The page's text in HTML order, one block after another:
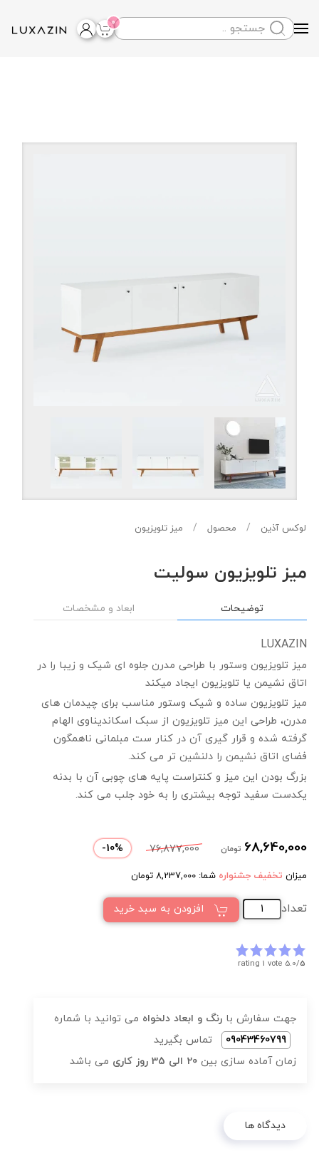
Skip to main content
0
لوکس آذین محصول میز تلویزیون
میز تلویزیون سولیت
توضیحات ابعاد و مشخصات
LUXAZIN
میز تلویزیون وستور با طراحی مدرن جلوه ای شیک و زیبا را در
اتاق نشیمن یا تلویزیون ایجاد میکند
میز تلویزیون ساده و شیک وستور مناسب برای چیدمان های
مدرن، طراحی این میز تلویزیون از سبک اسکاندیناوی الهام
گرفته شده و قرار گیری آن در کنار ست مبلمانی ناهمگون
فضای اتاق نشیمن را دلنشین تر می کند.
بزرگ بودن این میز و کنتراست پایه های چوبی آن با بدنه
یکدست سفید توجه بیشتری را به خود جلب می کند.
68,640,000 تومان 76,877,000
10%
-
میزان تخفیف جشنواره شما: 8,237,000 تومان
تعداد افزودن به سبد خرید
5.0/5
rating 1 vote
جهت سفارش با رنگ و ابعاد دلخواه می توانید با شماره
09043460799
تماس بگیرید
زمان آماده سازی بین 20 الی 35 روز کاری می باشد
دیدگاه ها